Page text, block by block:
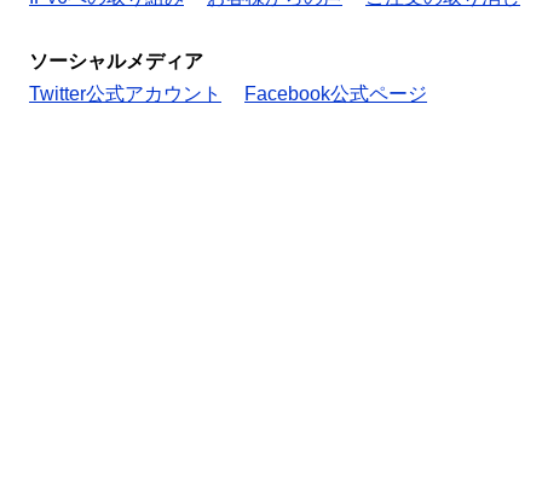
ソーシャルメディア
Twitter公式アカウント
Facebook公式ページ